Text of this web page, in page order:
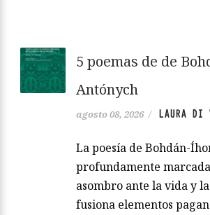
5 poemas de de
Antónych
agosto 08, 2026 / LAURA DI
La poesía de Bohdán-
profundamente
asombro ante la vida y
fusiona elementos